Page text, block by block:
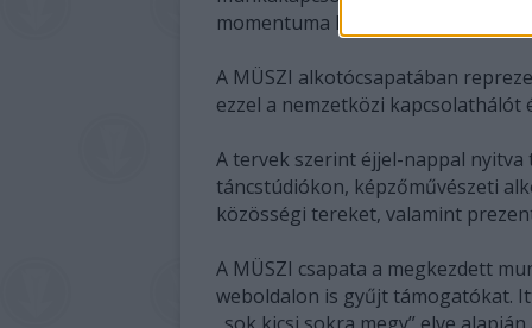
momentuma lehet.
A MÜSZI alkotócsapatában
ezzel a nemzetközi kapcsolathálót
A tervek szerint éjjel-nappal
táncstúdiókon, képzőművészeti
közösségi tereket, valamint
A MÜSZI csapata a megkezdett
weboldalon is gyűjt támogatókat.